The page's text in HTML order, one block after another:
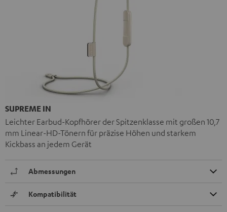
SUPREME IN
Leichter Earbud-Kopfhörer der Spitzenklasse mit großen 10,7
mm Linear-HD-Tönern für präzise Höhen und starkem
Kickbass an jedem Gerät
Abmessungen
Kompatibilität